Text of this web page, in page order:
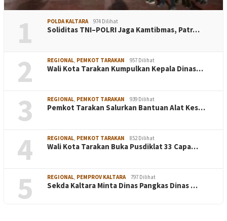
1 POLDA KALTARA 974 Dilihat
Soliditas TNI–POLRI Jaga Kamtibmas, Patr…
2 REGIONAL PEMKOT TARAKAN 957 Dilihat
Wali Kota Tarakan Kumpulkan Kepala Dinas…
3 REGIONAL PEMKOT TARAKAN 939 Dilihat
Pemkot Tarakan Salurkan Bantuan Alat Kes…
4 REGIONAL PEMKOT TARAKAN 852 Dilihat
Wali Kota Tarakan Buka Pusdiklat 33 Capa…
5 REGIONAL PEMPROV KALTARA 797 Dilihat
Sekda Kaltara Minta Dinas Pangkas Dinas …